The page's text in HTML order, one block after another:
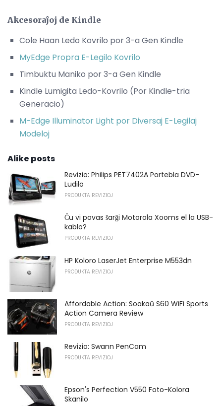
Akcesoraĵoj de Kindle
Cole Haan Ledo Kovrilo por 3-a Gen Kindle
MyEdge Propra E-Legilo Kovrilo
Timbuktu Maniko por 3-a Gen Kindle
Kindle Lumigita Ledo-Kovrilo (Por Kindle-tria
Generacio)
M-Edge Illuminator Light por Diversaj E-Legilaj
Modeloj
Alike posts
Revizio: Philips PET7402A Portebla DVD-
Ludilo
PRODUKTA REVIZIOJ
Ĉu vi povas ŝarĝi Motorola Xooms el la USB-
kablo?
PRODUKTA REVIZIOJ
HP Koloro LaserJet Enterprise M553dn
PRODUKTA REVIZIOJ
Affordable Action: Soakaŭ S60 WiFi Sports
Action Camera Review
PRODUKTA REVIZIOJ
Revizio: Swann PenCam
PRODUKTA REVIZIOJ
Epson's Perfection V550 Foto-Kolora
Skanilo